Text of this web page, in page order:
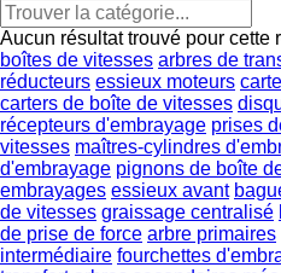
Aucun résultat trouvé pour cette
boîtes de vitesses arbres de
réducteurs essieux moteurs
carters de boîte de vitesses
récepteurs d'embrayage prises
vitesses maîtres-cylindres
d'embrayage pignons de boîte
embrayages essieux avant
de vitesses graissage centralisé
de prise de force arbre primaires
intermédiaire fourchettes